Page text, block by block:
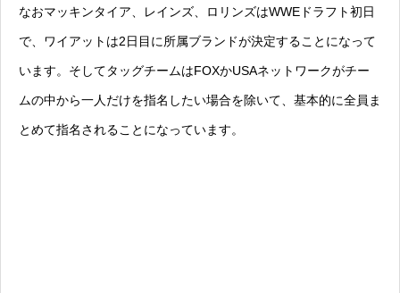
なおマッキンタイア、レインズ、ロリンズはWWEドラフト初日
で、ワイアットは2日目に所属ブランドが決定することになって
います。そしてタッグチームはFOXかUSAネットワークがチー
ムの中から一人だけを指名したい場合を除いて、基本的に全員ま
とめて指名されることになっています。